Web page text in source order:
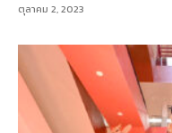
ตุลาคม 2, 2023